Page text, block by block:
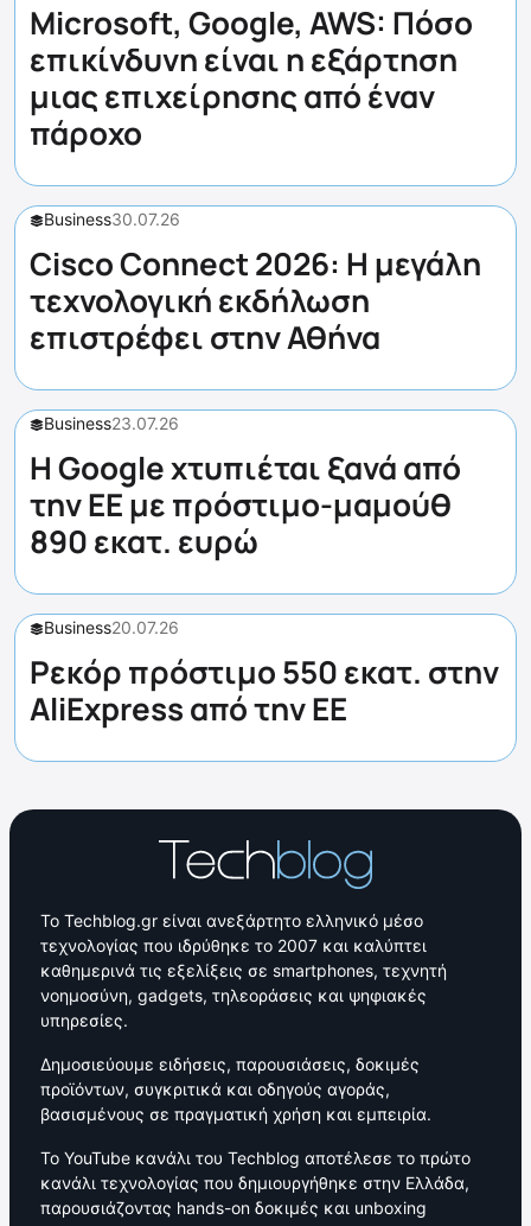
Microsoft, Google, AWS: Πόσο
επικίνδυνη είναι η εξάρτηση
μιας επιχείρησης από έναν
πάροχο
Business30.07.26
Cisco Connect 2026: Η μεγάλη
τεχνολογική εκδήλωση
επιστρέφει στην Αθήνα
Business23.07.26
Η Google χτυπιέται ξανά από
την ΕΕ με πρόστιμο-μαμούθ
890 εκατ. ευρώ
Business20.07.26
Ρεκόρ πρόστιμο 550 εκατ. στην
AliExpress από την ΕΕ
Το Techblog.gr είναι ανεξάρτητο ελληνικό μέσο
τεχνολογίας που ιδρύθηκε το 2007 και καλύπτει
καθημερινά τις εξελίξεις σε smartphones, τεχνητή
νοημοσύνη, gadgets, τηλεοράσεις και ψηφιακές
υπηρεσίες.
Δημοσιεύουμε ειδήσεις, παρουσιάσεις, δοκιμές
προϊόντων, συγκριτικά και οδηγούς αγοράς,
βασισμένους σε πραγματική χρήση και εμπειρία.
Το YouTube κανάλι του Techblog αποτέλεσε το πρώτο
κανάλι τεχνολογίας που δημιουργήθηκε στην Ελλάδα,
παρουσιάζοντας hands-on δοκιμές και unboxing